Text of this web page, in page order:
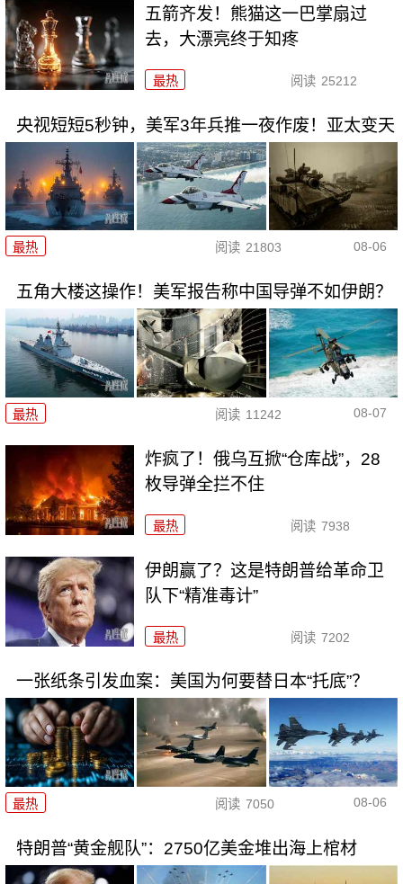
五箭齐发！熊猫这一巴掌扇过
去，大漂亮终于知疼
最热 阅读 25212
央视短短5秒钟，美军3年兵推一夜作废！亚太变天
最热 阅读 21803 08-06
五角大楼这操作！美军报告称中国导弹不如伊朗？
最热 阅读 11242 08-07
炸疯了！俄乌互掀“仓库战”，28
枚导弹全拦不住
最热 阅读 7938
伊朗赢了？这是特朗普给革命卫
队下“精准毒计”
最热 阅读 7202
一张纸条引发血案：美国为何要替日本“托底”？
最热 阅读 7050 08-06
特朗普“黄金舰队”：2750亿美金堆出海上棺材